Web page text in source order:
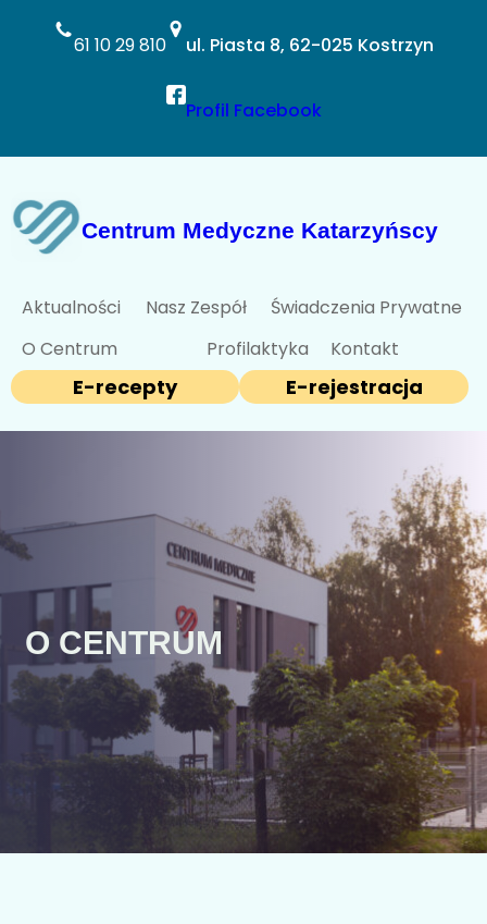
61 10 29 810 ul. Piasta 8, 62-025 Kostrzyn
Profil Facebook
Centrum Medyczne Katarzyńscy
Aktualności Nasz Zespół
Świadczenia Prywatne
O Centrum
Profilaktyka Kontakt
E-recepty E-rejestracja
O CENTRUM